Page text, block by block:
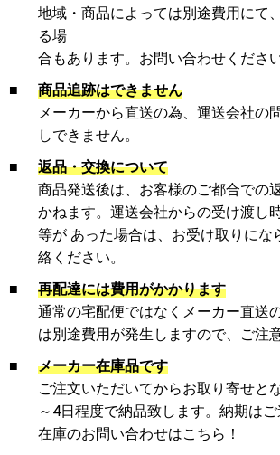
地域・商品によっては別途費用にて
る場
合もあります。お問い合わせください
■
商品追跡はできません
メーカーから直送の為、運送会社の
しできません。
■
返品・交換について
商品発送後は、お客様のご都合での
かねます。運送会社からの受け渡し
等が あった場合は、お受け取りにな
絡ください。
■
再配達には費用がかかります
通常の宅配便ではなくメーカー直送
は別途費用が発生しますので、ご注
■
メーカー在庫品です
ご注文いただいてからお取り寄せと
～4日程度で納品致します。納期はご
在庫のお問い合わせはこちら！